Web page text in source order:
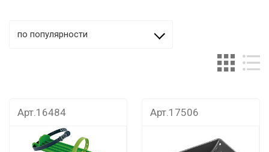
по популярности
Арт.16484 Арт.17506